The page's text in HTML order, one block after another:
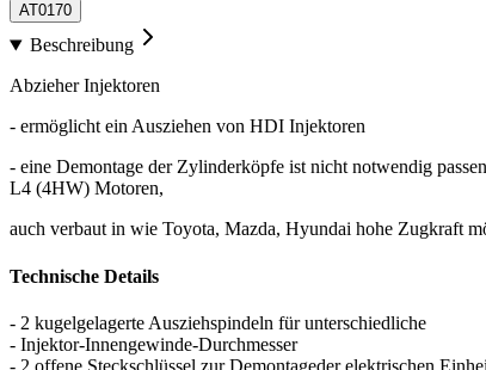
AT0170
Beschreibung
Abzieher Injektoren
- ermöglicht ein Ausziehen von HDI Injektoren
- eine Demontage der Zylinderköpfe ist nicht notwendig
L4 (4HW) Motoren,
auch verbaut in wie Toyota, Mazda, Hyundai hohe Zugkraft
Technische Details
- 2 kugelgelagerte Ausziehspindeln für unterschiedliche
- Injektor-Innengewinde-Durchmesser
- 2 offene Steckschlüssel zur Demontageder elektrischen